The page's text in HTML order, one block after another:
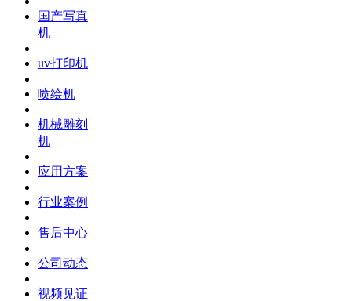
国产写真
机
uv打印机
喷绘机
机械雕刻
机
应用方案
行业案例
售后中心
公司动态
视频见证